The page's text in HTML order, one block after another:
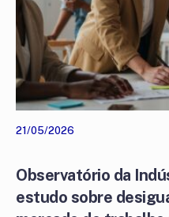
21/05/2026
Observatório da
estudo sobre